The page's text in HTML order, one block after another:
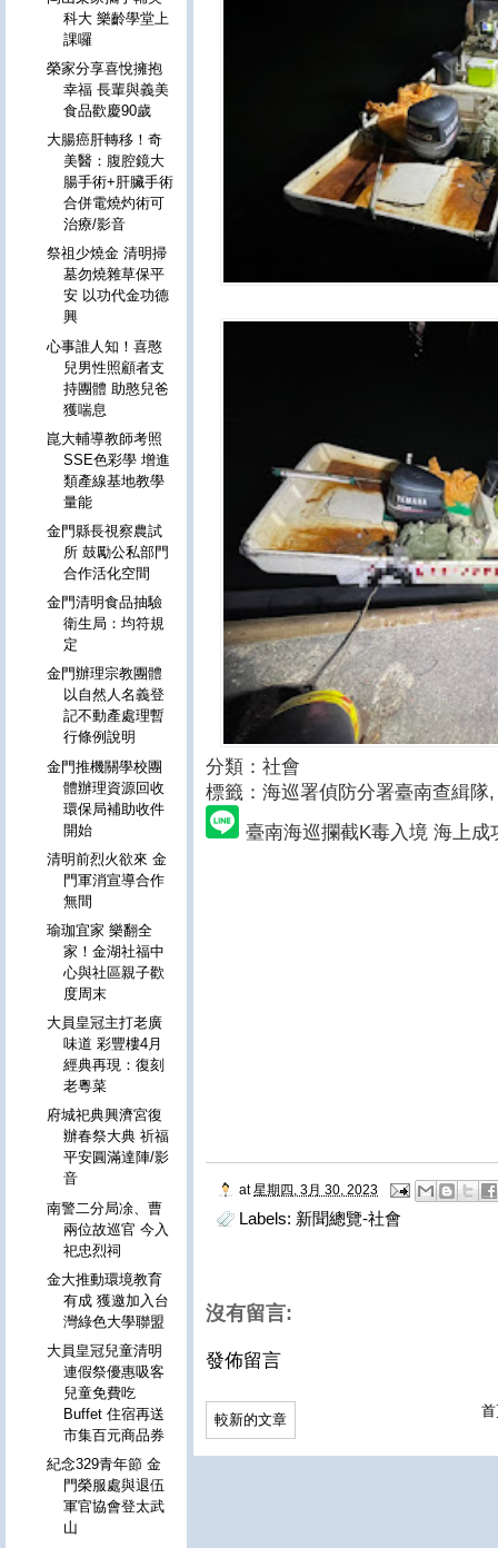
分類：社會
標籤：海巡署偵防分署臺南查緝隊,
臺南海巡攔截K毒入境 海上成
at 星期四, 3月 30, 2023
Labels: 新聞總覽-社會
沒有留言:
發佈留言
較新的文章
科大 樂齡學堂上
課囉
榮家分享喜悅擁抱
幸福 長輩與義美
食品歡慶90歲
大腸癌肝轉移！奇
美醫：腹腔鏡大
腸手術+肝臟手術
合併電燒灼術可
治療/影音
祭祖少燒金 清明掃
墓勿燒雜草保平
安 以功代金功德
興
心事誰人知！喜憨
兒男性照顧者支
持團體 助憨兒爸
獲喘息
崑大輔導教師考照
SSE色彩學 增進
類產線基地教學
量能
金門縣長視察農試
所 鼓勵公私部門
合作活化空間
金門清明食品抽驗
衛生局：均符規
定
金門辦理宗教團體
以自然人名義登
記不動產處理暫
行條例說明
金門推機關學校團
體辦理資源回收
環保局補助收件
開始
清明前烈火欲來 金
門軍消宣導合作
無間
瑜珈宜家 樂翻全
家！金湖社福中
心與社區親子歡
度周末
大員皇冠主打老廣
味道 彩豐樓4月
經典再現：復刻
老粵菜
府城祀典興濟宮復
辦春祭大典 祈福
平安圓滿達陣/影
音
南警二分局凃、曹
兩位故巡官 今入
祀忠烈祠
金大推動環境教育
有成 獲邀加入台
灣綠色大學聯盟
大員皇冠兒童清明
連假祭優惠吸客
兒童免費吃
Buffet 住宿再送
市集百元商品券
紀念329青年節 金
門榮服處與退伍
軍官協會登太武
山